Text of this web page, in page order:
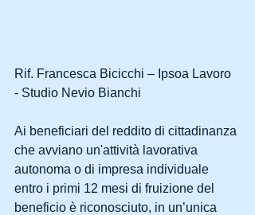
Rif. Francesca Bicicchi – Ipsoa Lavoro
- Studio Nevio Bianchi
Ai beneficiari del reddito di cittadinanza
che avviano un'attività lavorativa
autonoma o di impresa individuale
entro i primi 12 mesi di fruizione del
beneficio è riconosciuto, in un’unica